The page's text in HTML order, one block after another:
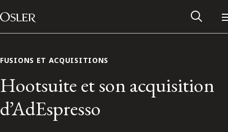
Passer au contenu
Main Navigation
FUSIONS ET ACQUISITIONS
Hootsuite et son acquisition
d’AdEspresso